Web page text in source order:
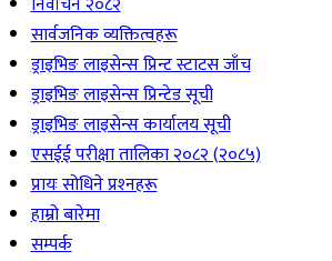
सार्वजनिक व्यक्तित्वहरू
ड्राइभिङ लाइसेन्स प्रिन्ट स्टाटस जाँच
ड्राइभिङ लाइसेन्स प्रिन्टेड सूची
ड्राइभिङ लाइसेन्स कार्यालय सूची
एसईई परीक्षा तालिका २०८२ (२०८५)
प्रायः सोधिने प्रश्‍नहरू
हाम्रो बारेमा
सम्पर्क